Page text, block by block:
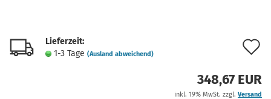
Lieferzeit:
1-3 Tage (Ausland abweichend)
348,67 EUR
inkl. 19% MwSt. zzgl. Versand